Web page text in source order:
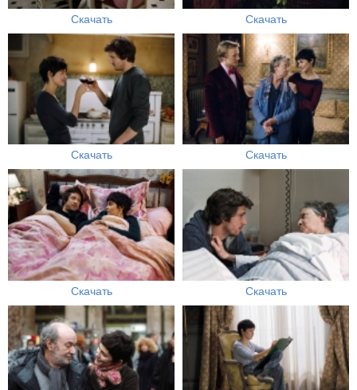
Скачать Скачать
Скачать Скачать
Скачать Скачать